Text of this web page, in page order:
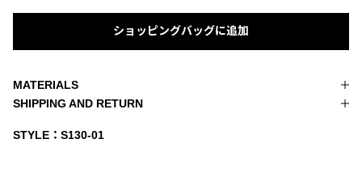
ショッピングバッグに追加
MATERIALS
SHIPPING AND RETURN
STYLE：S130-01